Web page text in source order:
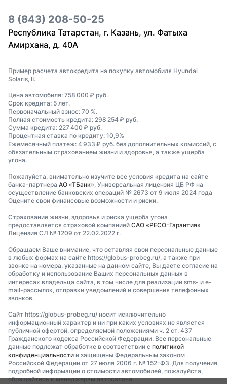
8 (843) 208-50-25
Республика Татарстан, г. Казань, ул. Фатыха
Амирхана, д. 40А
Пример расчета автокредита на покупку автомобиля Hyundai
Solaris, II.
Цена автомобиля: 758 000 ₽ руб.
Срок кредита: 5 лет.
Первоначальный взнос: 70 %.
Полная стоимость кредита: 298 254 ₽ руб.
Сумма кредита: 227 400 ₽ руб.
Процентная ставка по кредиту: 10,9%
Ежемесячный платеж: 4 933 ₽ руб. без дополнительных комиссий, с
обязательным страхованием жизни и здоровья, а также ущерба
угона.
Пожалуйста, внимательно изучите все условия кредита на сайте
банка-партнера АО «ТБанк», Универсальная лицензия ЦБ РФ на
осуществление банковских операций № 2673 от 9 июля 2024 года
Оцените свои финансовые возможности и риски.
Страхование жизни, здоровья и риска ущерба угона
предоставляется страховой компанией САО «РЕСО-Гарантия»
Лицензия СЛ № 1209 от 22.02.2022 г.
Обращаем Ваше внимание, что оставляя свои персональные данные
в любых формах на сайте https://globus-probeg.ru/, а также при
звонке на номера, указанные на данном сайте, Вы даете согласие на
обработку и использование Ваших персональных данных в
интересах владельца сайта, в том числе для реализации sms- и e-
mail-рассылок, отправки уведомлений и совершения телефонных
звонков.
Сайт https://globus-probeg.ru/ носит исключительно
информационный характер и ни при каких условиях не является
публичной офертой, определяемой положениями ч. 2 ст. 437
Гражданского кодекса Российской Федерации. Все персональные
данные подлежат обработке в соответствии с политикой
конфиденциальности и защищены Федеральным законом
Российской Федерации от 27 июля 2006 г. № 152-ФЗ. Для получения
подробной информации о стоимости автомобилей, пожалуйста,
обращайтесь к менеджерам автосалона.